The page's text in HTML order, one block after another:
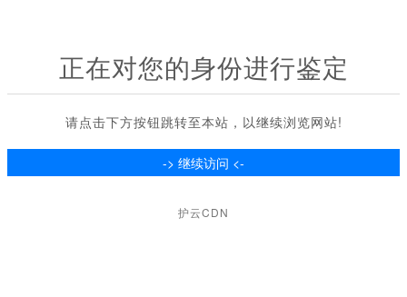
正在对您的身份进行鉴定
请点击下方按钮跳转至本站，以继续浏览网站!
护云CDN